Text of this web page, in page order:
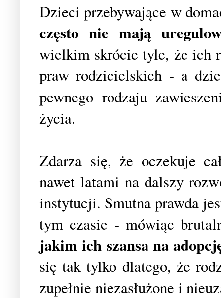
Dzieci przebywające w
często nie mają
wielkim skrócie tyle, że ich
praw rodzicielskich - a
pewnego rodzaju
życia.
Zdarza się, że oczekuje
nawet latami na dalszy
instytucji. Smutna prawda
tym czasie - mówiąc
jakim ich szansa na
się tak tylko dlatego, że
zupełnie niezasłużone i